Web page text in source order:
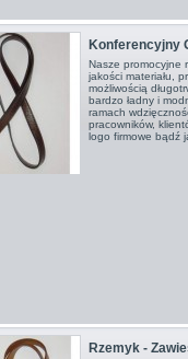
Konferencyjny
Nasze promocyjne
jakości materiału,
możliwością
bardzo ładny i
ramach
pracowników,
logo firmowe bądź
Rzemyk -